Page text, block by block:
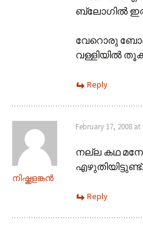
ബ്ലോഗില്‍
വേറൊരു
വള്ളിയില്‍
Reply
നിഷ്ക്കളങ്കന്‍
February 17, 2008 at
ന‌ല്ല കഥ
എഴുതിയിട്ടുണ്ട്.
Reply